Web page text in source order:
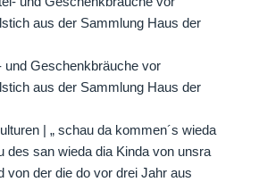
und Geschenkbräuche vor
aus der Sammlung Haus der
| „ schau da kommen´s wieda
des san wieda dia Kinda von unsra
von der die do vor drei Jahr aus